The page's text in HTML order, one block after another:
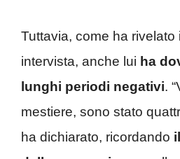
Tuttavia, come ha rivelato
intervista, anche lui ha
lunghi periodi negativi.
mestiere, sono stato
ha dichiarato, ricordando